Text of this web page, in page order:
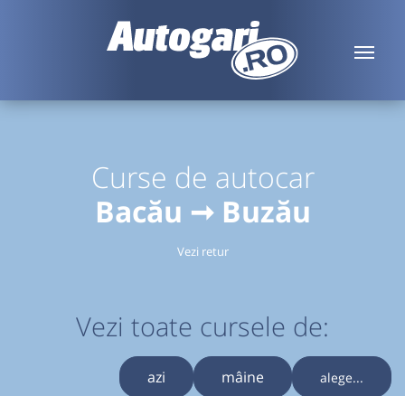
Curse de autocar
Bacău ➞ Buzău
Vezi retur
Vezi toate cursele de:
azi mâine alege...